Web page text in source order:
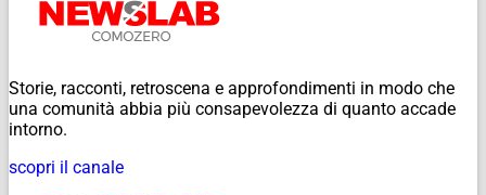
Storie, racconti, retroscena e approfondimenti in modo che
una comunità abbia più consapevolezza di quanto accade
intorno.
scopri il canale